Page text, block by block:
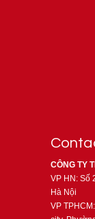
CÔNG TY
VP HN: Số
Hà Nội
VP